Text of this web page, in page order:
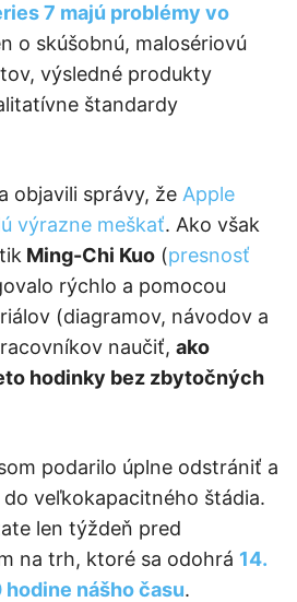
7 majú problémy vo
o skúšobnú, malosériovú
výsledné produkty
štandardy
objavili správy, že Apple
výrazne meškať. Ako však
Ming-Chi Kuo (presnosť
rýchlo a pomocou
(diagramov, návodov a
naučiť, ako
hodinky bez zbytočných
podarilo úplne odstrániť a
veľkokapacitného štádia.
len týždeň pred
na trh, ktoré sa odohrá 14.
nášho času.